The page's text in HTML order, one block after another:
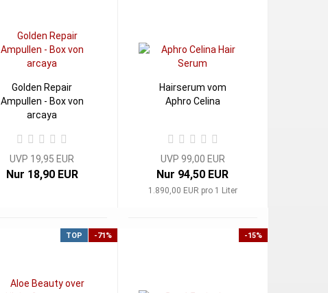
Golden Repair
Ampullen - Box von
arcaya
UVP 19,95 EUR
Nur 18,90 EUR
Hairserum vom
Aphro Celina
UVP 99,00 EUR
Nur 94,50 EUR
1.890,00 EUR pro 1 Liter
TOP -71% -15%